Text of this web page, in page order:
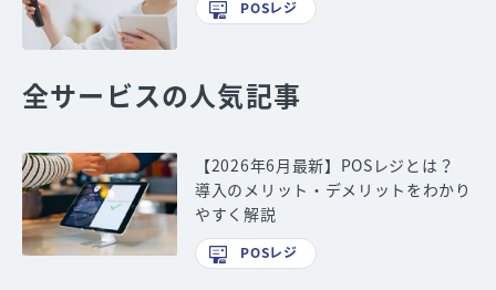
POSレジ
全サービスの人気記事
【2026年6月最新】POSレジとは？
導入のメリット・デメリットをわかり
やすく解説
POSレジ